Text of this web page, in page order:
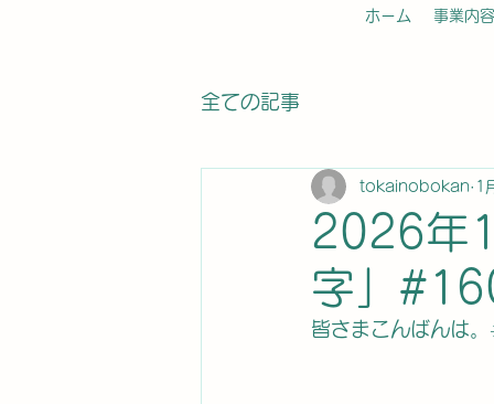
ホーム 事業内容
全ての記事
2026年
字」
tokainobokan 1
皆さまこんばんは